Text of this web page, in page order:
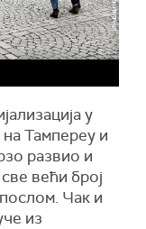
у
Тампереу и
развио и
већи број
Чак и
из